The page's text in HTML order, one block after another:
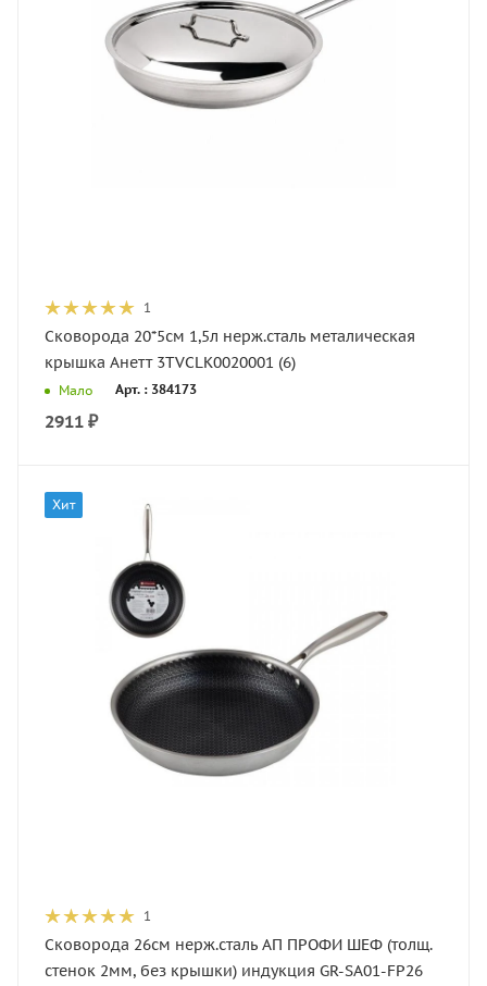
1
Сковорода 20*5см 1,5л нерж.сталь металическая
крышка Анетт 3TVCLK0020001 (6)
Мало Арт. : 384173
2911 ₽
Хит
1
Сковорода 26см нерж.сталь АП ПРОФИ ШЕФ (толщ.
стенок 2мм, без крышки) индукция GR-SA01-FP26